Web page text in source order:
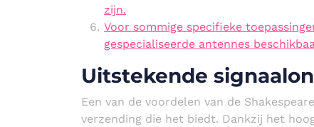
zijn.
Voor sommige specifieke
gespecialiseerde antennes
Uitstekende
Een van de voordelen van de
verzending die het biedt. Dankzij het